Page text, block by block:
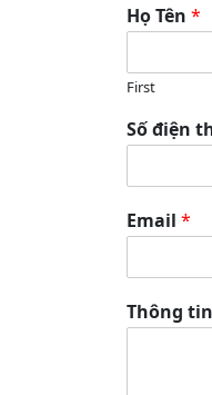
Họ Tên *
First
Số điện
Email *
Thông